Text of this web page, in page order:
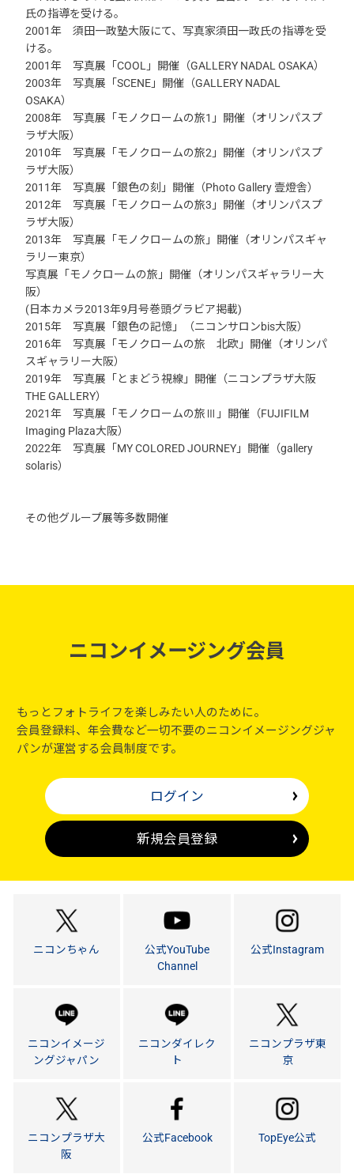
氏の指導を受ける。
2001年 須田一政塾大阪にて、写真家須田一政氏の指導を受
ける。
2001年 写真展「COOL」開催（GALLERY NADAL OSAKA）
2003年 写真展「SCENE」開催（GALLERY NADAL
OSAKA）
2008年 写真展「モノクロームの旅1」開催（オリンパスプ
ラザ大阪）
2010年 写真展「モノクロームの旅2」開催（オリンパスプ
ラザ大阪）
2011年 写真展「銀色の刻」開催（Photo Gallery 壹燈舎）
2012年 写真展「モノクロームの旅3」開催（オリンパスプ
ラザ大阪）
2013年 写真展「モノクロームの旅」開催（オリンパスギャ
ラリー東京）
写真展「モノクロームの旅」開催（オリンパスギャラリー大
阪）
(日本カメラ2013年9月号巻頭グラビア掲載)
2015年 写真展「銀色の記憶」（ニコンサロンbis大阪）
2016年 写真展「モノクロームの旅 北欧」開催（オリンパ
スギャラリー大阪）
2019年 写真展「とまどう視線」開催（ニコンプラザ大阪
THE GALLERY）
2021年 写真展「モノクロームの旅Ⅲ」開催（FUJIFILM
Imaging Plaza大阪）
2022年 写真展「MY COLORED JOURNEY」開催（gallery
solaris）
その他グループ展等多数開催
ニコンイメージング会員
もっとフォトライフを楽しみたい人のために。
会員登録料、年会費など一切不要のニコンイメージングジャ
パンが運営する会員制度です。
ログイン
新規会員登録
ニコンちゃん
公式YouTube
Channel
公式Instagram
ニコンイメージ
ングジャパン
ニコンダイレク
ト
ニコンプラザ東
京
ニコンプラザ大
阪
公式Facebook TopEye公式